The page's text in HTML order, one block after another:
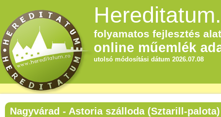
folyamatos fejlesztés
online műemlék
utolsó módosítási dátum 2026.07.08
Nagyvárad - Astoria szálloda (Sztarill-palota)